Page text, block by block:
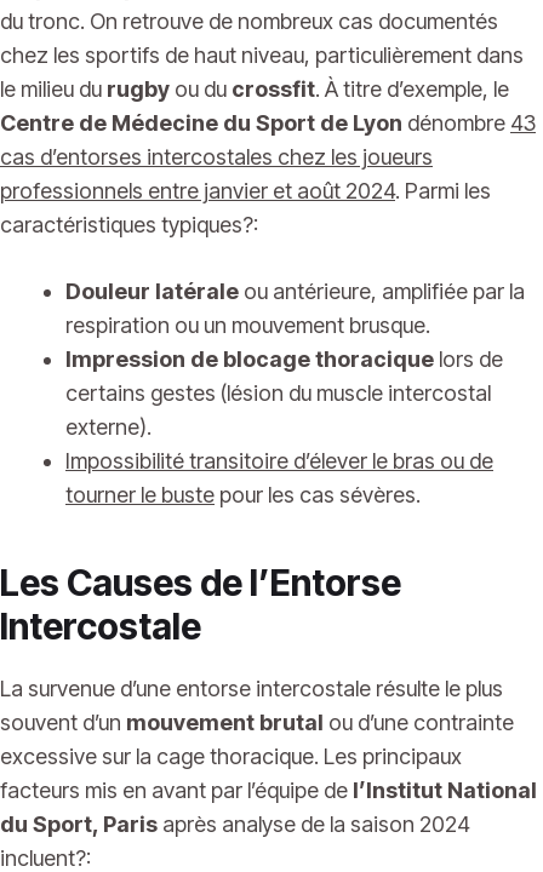
du tronc. On retrouve de nombreux cas documentés
chez les sportifs de haut niveau, particulièrement dans
le milieu du rugby ou du crossfit. À titre d’exemple, le
Centre de Médecine du Sport de Lyon dénombre 43
cas d’entorses intercostales chez les joueurs
professionnels entre janvier et août 2024. Parmi les
caractéristiques typiques?:
Douleur latérale ou antérieure, amplifiée par la
respiration ou un mouvement brusque.
Impression de blocage thoracique lors de
certains gestes (lésion du muscle intercostal
externe).
Impossibilité transitoire d’élever le bras ou de
tourner le buste pour les cas sévères.
Les Causes de l’Entorse
Intercostale
La survenue d’une entorse intercostale résulte le plus
souvent d’un mouvement brutal ou d’une contrainte
excessive sur la cage thoracique. Les principaux
facteurs mis en avant par l’équipe de l’Institut National
du Sport, Paris après analyse de la saison 2024
incluent?: